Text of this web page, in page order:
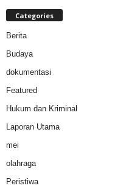
Categories
Berita
Budaya
dokumentasi
Featured
Hukum dan Kriminal
Laporan Utama
mei
olahraga
Peristiwa